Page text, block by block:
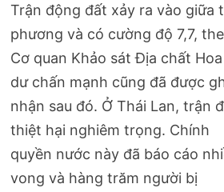
Trận động đất xảy ra vào giữa
phương và có cường độ 7,7,
Cơ quan Khảo sát Địa chất
dư chấn mạnh cũng đã được
nhận sau đó. Ở Thái Lan, trận
thiệt hại nghiêm trọng. Chính
quyền nước này đã báo cáo
vong và hàng trăm người bị